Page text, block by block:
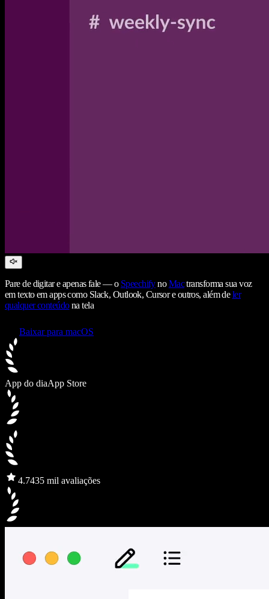
Pare de digitar e apenas fale — o SpeechifynoMactransforma sua voz
em texto em apps como Slack, Outlook, Cursor e outros, além deler
qualquer conteúdona tela
Baixar para macOS
App do diaApp Store
4.7435 mil avaliações